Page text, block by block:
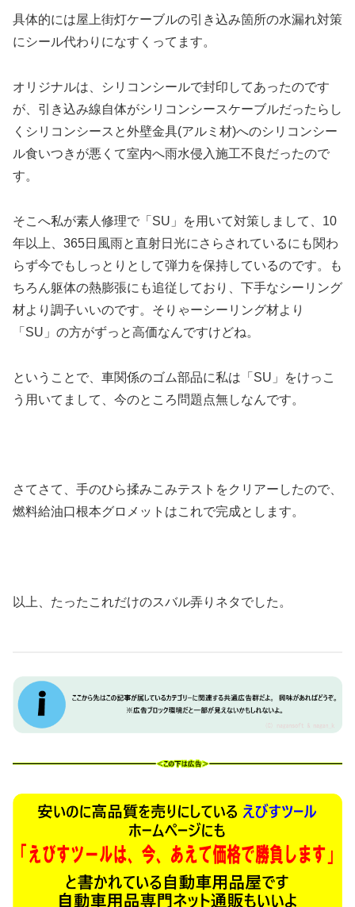
具体的には屋上街灯ケーブルの引き込み箇所の水漏れ対策
にシール代わりになすくってます。
オリジナルは、シリコンシールで封印してあったのです
が、引き込み線自体がシリコンシースケーブルだったらし
くシリコンシースと外壁金具(アルミ材)へのシリコンシー
ル食いつきが悪くて室内へ雨水侵入施工不良だったので
す。
そこへ私が素人修理で「SU」を用いて対策しまして、10
年以上、365日風雨と直射日光にさらされているにも関わ
らず今でもしっとりとして弾力を保持しているのです。も
ちろん躯体の熱膨張にも追従しており、下手なシーリング
材より調子いいのです。そりゃーシーリング材より
「SU」の方がずっと高価なんですけどね。
ということで、車関係のゴム部品に私は「SU」をけっこ
う用いてまして、今のところ問題点無しなんです。
さてさて、手のひら揉みこみテストをクリアーしたので、
燃料給油口根本グロメットはこれで完成とします。
以上、たったこれだけのスバル弄りネタでした。